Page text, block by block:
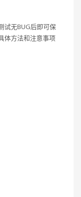
试无BUG后即可保
体方法和注意事项